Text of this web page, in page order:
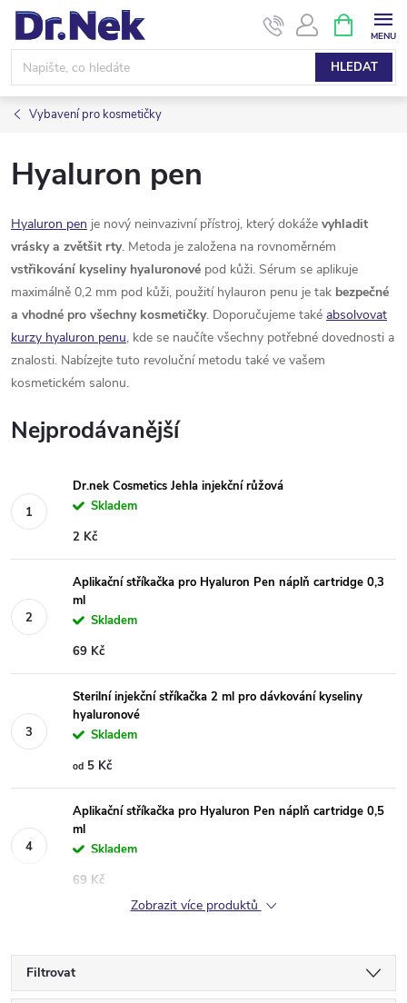
Přejít
obsah
HLEDAT
NÁKUPNÍ
KOŠÍK
Vybavení pro kosmetičky
Hyaluron pen
Hyaluron pen je nový neinvazivní přístroj, který dokáže vyhladit
vrásky a zvětšit rty. Metoda je založena na rovnoměrném
vstřikování kyseliny hyaluronové pod kůži. Sérum se aplikuje
maximálně 0,2 mm pod kůži, použití hylauron penu je tak bezpečné
a vhodné pro všechny kosmetičky. Doporučujeme také absolvovat
kurzy hyaluron penu, kde se naučíte všechny potřebné dovednosti a
znalosti. Nabízejte tuto revoluční metodu také ve vašem
kosmetickém salonu.
Nejprodávanější
Dr.nek Cosmetics Jehla injekční růžová
Skladem
2 Kč
Aplikační stříkačka pro Hyaluron Pen náplň cartridge 0,3
ml
Skladem
69 Kč
Sterilní injekční stříkačka 2 ml pro dávkování kyseliny
hyaluronové
Skladem
od 5 Kč
Aplikační stříkačka pro Hyaluron Pen náplň cartridge 0,5
ml
Skladem
69 Kč
Zobrazit více produktů
Filtrovat